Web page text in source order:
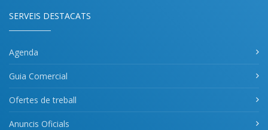
SERVEIS DESTACATS
Agenda
Guia Comercial
Ofertes de treball
Anuncis Oficials